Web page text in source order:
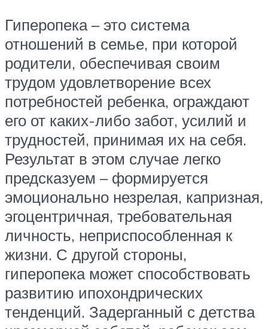
Гиперопека – это система
отношений в семье, при которой
родители, обеспечивая своим
трудом удовлетворение всех
потребностей ребенка, ограждают
его от каких-либо забот, усилий и
трудностей, принимая их на себя.
Результат в этом случае легко
предсказуем – формируется
эмоционально незрелая, капризная,
эгоцентричная, требовательная
личность, неприспособленная к
жизни. С другой стороны,
гиперопека может способствовать
развитию ипохондрических
тенденций. Задерганный с детства